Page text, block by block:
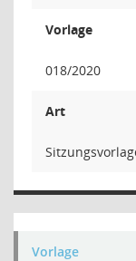
Vorlage
018/2020
Art
Vorlage